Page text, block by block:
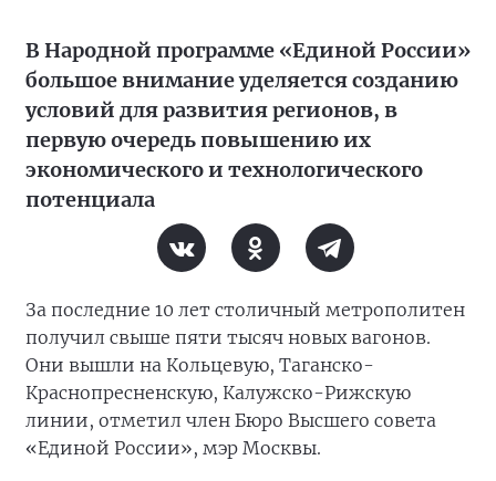
В Народной программе «Единой России»
большое внимание уделяется созданию
условий для развития регионов, в
первую очередь повышению их
экономического и технологического
потенциала
За последние 10 лет столичный метрополитен
получил свыше пяти тысяч новых вагонов.
Они вышли на Кольцевую, Таганско-
Краснопресненскую, Калужско-Рижскую
линии, отметил член Бюро Высшего совета
«Единой России», мэр Москвы.